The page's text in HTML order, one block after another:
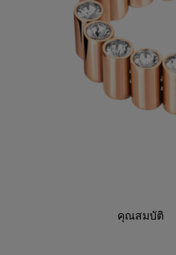
คุณสมบัติ